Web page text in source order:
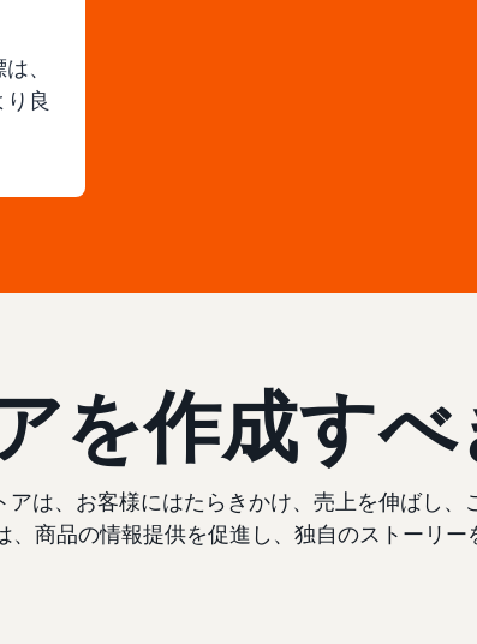
、
良
を作成すべ
は、お客様にはたらきかけ、売上を伸ばし
商品の情報提供を促進し、独自のストーリー